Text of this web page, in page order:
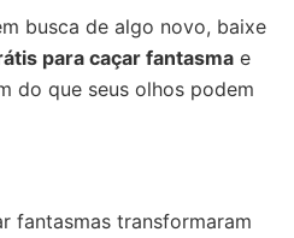
busca de algo novo, baixe
para caçar fantasma e
do que seus olhos podem
fantasmas transformaram